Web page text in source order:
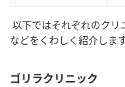
以下ではそれぞれのク
などをくわしく紹介します
ゴリラクリニック